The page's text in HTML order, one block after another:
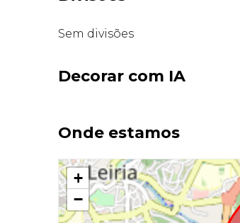
Sem divisões
Decorar com IA
Onde estamos
+
−